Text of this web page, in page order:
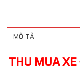
MÔ TẢ
THU MUA XE